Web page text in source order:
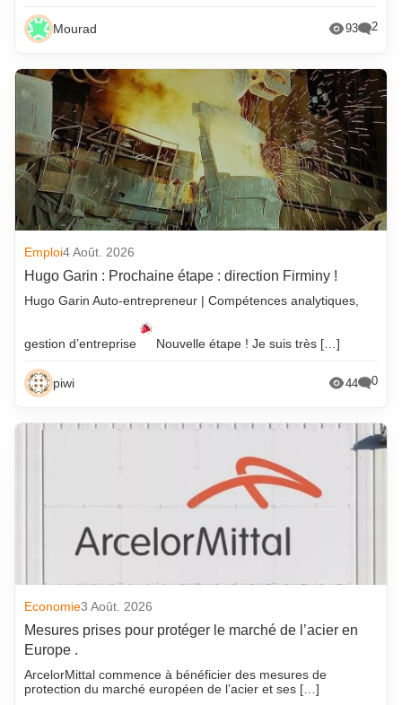
Mourad 93 2
Emploi4 Août. 2026
Hugo Garin : Prochaine étape : direction Firminy !
Hugo Garin Auto-entrepreneur | Compétences analytiques,
gestion d’entreprise Nouvelle étape ! Je suis très […]
piwi 44 0
Economie3 Août. 2026
Mesures prises pour protéger le marché de l’acier en
Europe .
ArcelorMittal commence à bénéficier des mesures de
protection du marché européen de l’acier et ses […]